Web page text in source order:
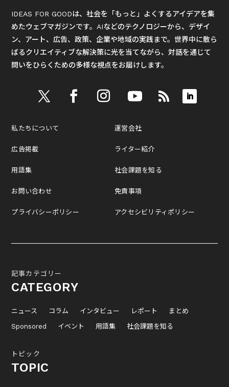
IDEAS FOR GOODは、社会を「もっと」よくするアイデアを集
めたウェブマガジンです。AIなどのテクノロジーから、デザイ
ン、アート、広告、政策、企業や地域の実践まで。世界中に散ら
ばるクリエイティブな解決策に光を当てながら、対話を通じて
問いをひらくための多様な視点をお届けします。
私たちについて
広告掲載
用語集
お問い合わせ
プライバシーポリシー
運営会社
ライター紹介
社会課題を知る
免責事項
アクセシビリティポリシー
記事カテゴリー
CATEGORY
ニュース コラム インタビュー レポート
まとめ
Sponsored
イベント 用語集 社会課題を知る
トピック
TOPIC